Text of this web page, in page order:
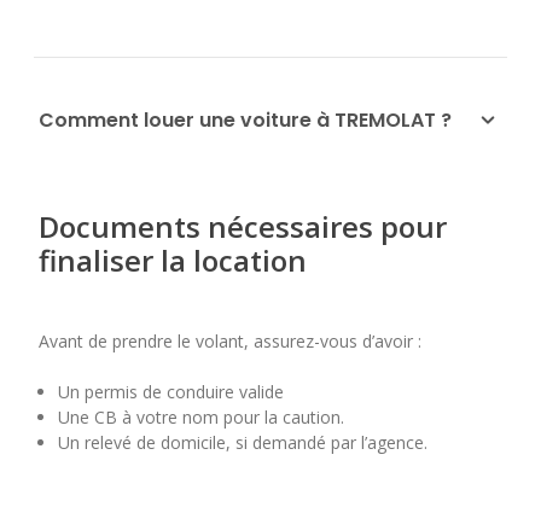
Comment louer une voiture à TREMOLAT ?
Documents nécessaires pour
finaliser la location
Avant de prendre le volant, assurez-vous d’avoir :
Un permis de conduire valide
Une CB à votre nom pour la caution.
Un relevé de domicile, si demandé par l’agence.